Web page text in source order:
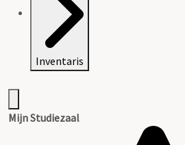
Inventaris
Mijn Studiezaal